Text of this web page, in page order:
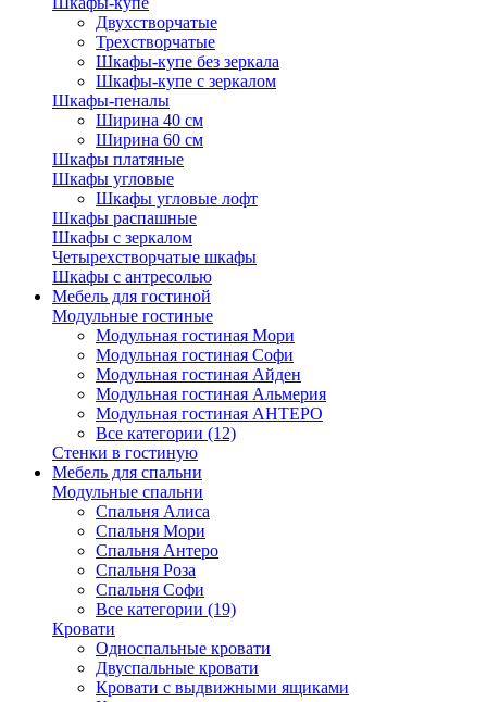
Двухстворчатые
Трехстворчатые
Шкафы-купе без зеркала
Шкафы-купе с зеркалом
Шкафы-пеналы
Ширина 40 см
Ширина 60 см
Шкафы платяные
Шкафы угловые
Шкафы угловые лофт
Шкафы распашные
Шкафы с зеркалом
Четырехстворчатые шкафы
Шкафы с антресолью
Мебель для гостиной
Модульные гостиные
Модульная гостиная Мори
Модульная гостиная Софи
Модульная гостиная Айден
Модульная гостиная Альмерия
Модульная гостиная АНТЕРО
Все категории (12)
Стенки в гостиную
Мебель для спальни
Модульные спальни
Спальня Алиса
Спальня Мори
Спальня Антеро
Спальня Роза
Спальня Софи
Все категории (19)
Кровати
Односпальные кровати
Двуспальные кровати
Кровати с выдвижными ящиками